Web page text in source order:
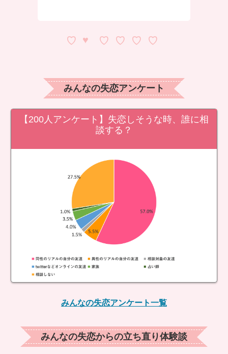
みんなの失恋アンケート
【200人アンケート】失恋しそうな時、誰に相
談する？
みんなの失恋アンケート一覧
みんなの失恋からの立ち直り体験談